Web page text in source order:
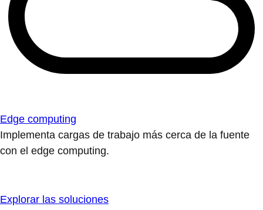
Edge computing
Implementa cargas de trabajo más cerca de la fuente
con el edge computing.
Explorar las soluciones